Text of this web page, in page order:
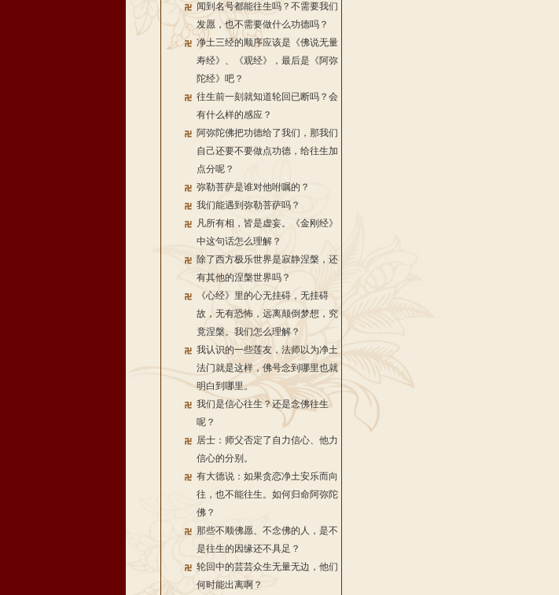
闻到名号都能往生吗？不需要我们
发愿，也不需要做什么功德吗？
净土三经的顺序应该是《佛说无量
寿经》、《观经》，最后是《阿弥
陀经》吧？
往生前一刻就知道轮回已断吗？会
有什么样的感应？
阿弥陀佛把功德给了我们，那我们
自己还要不要做点功德，给往生加
点分呢？
弥勒菩萨是谁对他咐嘱的？
我们能遇到弥勒菩萨吗？
凡所有相，皆是虚妄。《金刚经》
中这句话怎么理解？
除了西方极乐世界是寂静涅槃，还
有其他的涅槃世界吗？
《心经》里的心无挂碍，无挂碍
故，无有恐怖，远离颠倒梦想，究
竟涅槃。我们怎么理解？
我认识的一些莲友，法师以为净土
法门就是这样，佛号念到哪里也就
明白到哪里。
我们是信心往生？还是念佛往生
呢？
居士：师父否定了自力信心、他力
信心的分别。
有大德说：如果贪恋净土安乐而向
往，也不能往生。如何归命阿弥陀
佛？
那些不顺佛愿、不念佛的人，是不
是往生的因缘还不具足？
轮回中的芸芸众生无量无边，他们
何时能出离啊？